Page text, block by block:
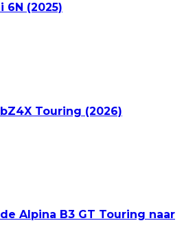
6N (2025)
Touring (2026)
Alpina B3 GT Touring naar